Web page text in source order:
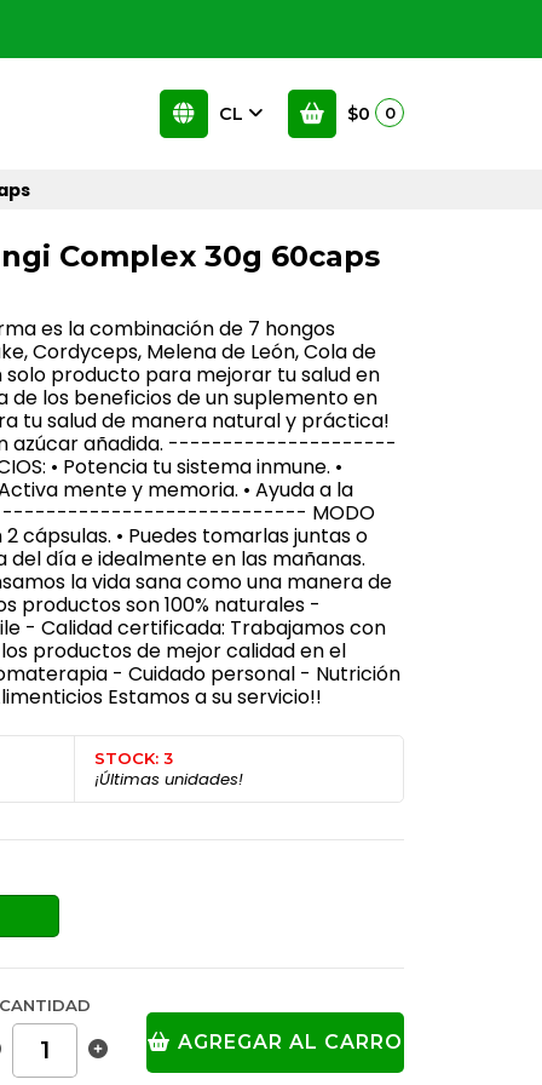
CL $0 0
Complex 30g 60caps
es la combinación de 7 hongos
Cordyceps, Melena de León, Cola de
solo producto para mejorar tu salud en
de los beneficios de un suplemento en
tu salud de manera natural y práctica!
sin azúcar añadida. ---------------------
• Potencia tu sistema inmune. •
mente y memoria. • Ayuda a la
MODO
2 cápsulas. • Puedes tomarlas juntas o
del día e idealmente en las mañanas.
la vida sana como una manera de
productos son 100% naturales -
- Calidad certificada: Trabajamos con
productos de mejor calidad en el
- Cuidado personal - Nutrición
Estamos a su servicio!!
STOCK: 3
¡Últimas unidades!
CANTIDAD
AGREGAR AL CARRO